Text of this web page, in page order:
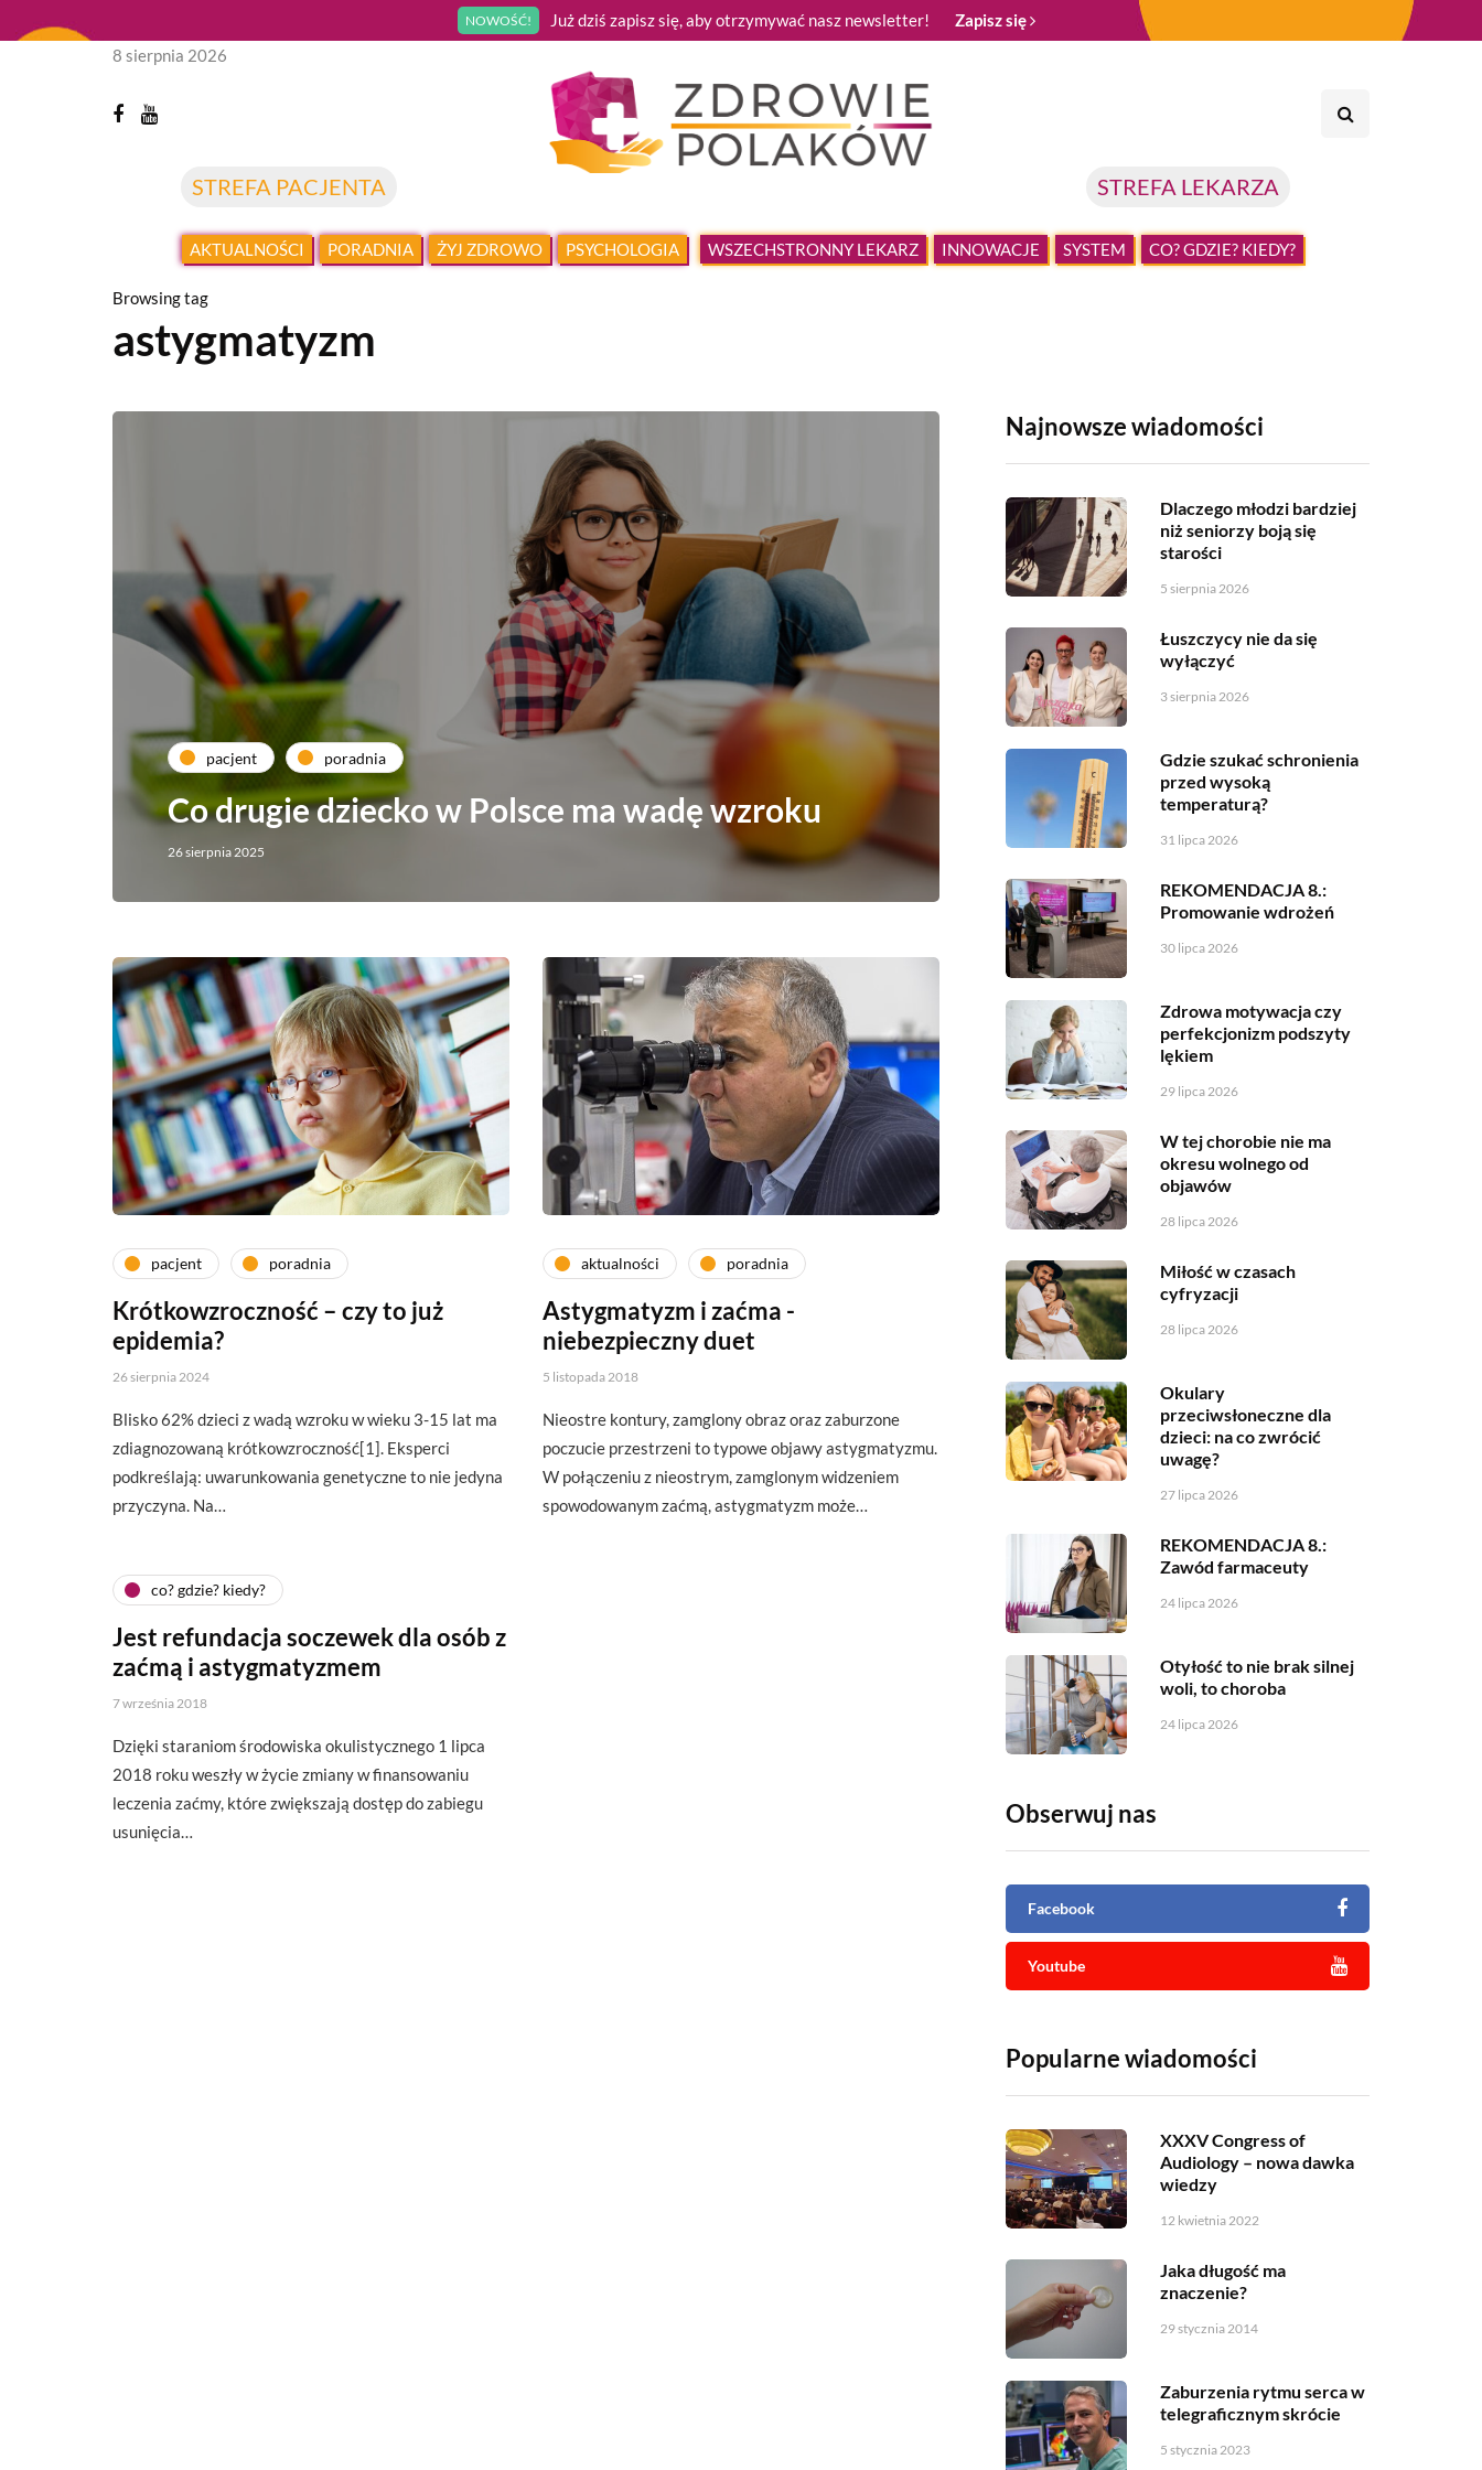
NOWOŚĆ! Już dziś zapisz się, aby otrzymywać nasz newsletter! Zapisz się
STREFA PACJENTA STREFA LEKARZA
8 sierpnia 2026
AKTUALNOŚCI PORADNIA ŻYJ ZDROWO PSYCHOLOGIA WSZECHSTRONNY LEKARZ INNOWACJE SYSTEM CO? GDZIE? KIEDY?
Browsing tag
astygmatyzm
pacjent poradnia
Co drugie dziecko w Polsce ma wadę wzroku
26 sierpnia 2025
pacjent poradnia
Krótkowzroczność – czy to już
epidemia?
26 sierpnia 2024
Blisko 62% dzieci z wadą wzroku w wieku 3-15 lat ma
zdiagnozowaną krótkowzroczność[1]. Eksperci
podkreślają: uwarunkowania genetyczne to nie jedyna
przyczyna. Na…
aktualności poradnia
Astygmatyzm i zaćma -
niebezpieczny duet
5 listopada 2018
Nieostre kontury, zamglony obraz oraz zaburzone
poczucie przestrzeni to typowe objawy astygmatyzmu.
W połączeniu z nieostrym, zamglonym widzeniem
spowodowanym zaćmą, astygmatyzm może…
co? gdzie? kiedy?
Jest refundacja soczewek dla osób z
zaćmą i astygmatyzmem
7 września 2018
Dzięki staraniom środowiska okulistycznego 1 lipca
2018 roku weszły w życie zmiany w finansowaniu
leczenia zaćmy, które zwiększają dostęp do zabiegu
usunięcia…
Najnowsze wiadomości
Dlaczego młodzi bardziej
niż seniorzy boją się
starości
5 sierpnia 2026
Łuszczycy nie da się
wyłączyć
3 sierpnia 2026
Gdzie szukać schronienia
przed wysoką
temperaturą?
31 lipca 2026
REKOMENDACJA 8.:
Promowanie wdrożeń
30 lipca 2026
Zdrowa motywacja czy
perfekcjonizm podszyty
lękiem
29 lipca 2026
W tej chorobie nie ma
okresu wolnego od
objawów
28 lipca 2026
Miłość w czasach
cyfryzacji
28 lipca 2026
Okulary
przeciwsłoneczne dla
dzieci: na co zwrócić
uwagę?
27 lipca 2026
REKOMENDACJA 8.:
Zawód farmaceuty
24 lipca 2026
Otyłość to nie brak silnej
woli, to choroba
24 lipca 2026
Obserwuj nas
Facebook
Youtube
Popularne wiadomości
XXXV Congress of
Audiology – nowa dawka
wiedzy
12 kwietnia 2022
Jaka długość ma
znaczenie?
29 stycznia 2014
Zaburzenia rytmu serca w
telegraficznym skrócie
5 stycznia 2023